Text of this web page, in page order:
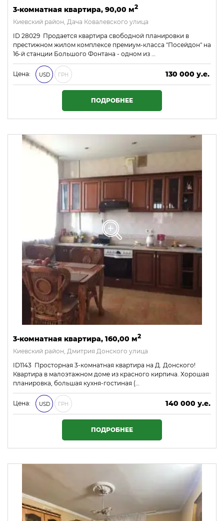
3-комнатная квартира, 90,00 м2
Киевский район, Дача Ковалевского улица
ID 28029 Продается квартира свободной планировки в
престижном жилом комплексе премиум-класса "Посейдон" на
16-й станции Большого Фонтана - одном из …
Цена: USD ГРН
130 000 у.е.
5 590 000 ₴
ПОДРОБНЕЕ
3-комнатная квартира, 160,00 м2
Киевский район, Дмитрия Донского улица
ID1143 Просторная 3-комнатная квартира на Д. Донского!
Квартира в малоэтажном доме из красного кирпича. Хорошая
планировка, большая кухня-гостиная (…
Цена: USD ГРН
140 000 у.е.
6 020 000 ₴
ПОДРОБНЕЕ